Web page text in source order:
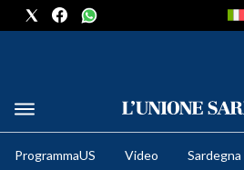
METEO
ProgrammaUS Video Sardegna